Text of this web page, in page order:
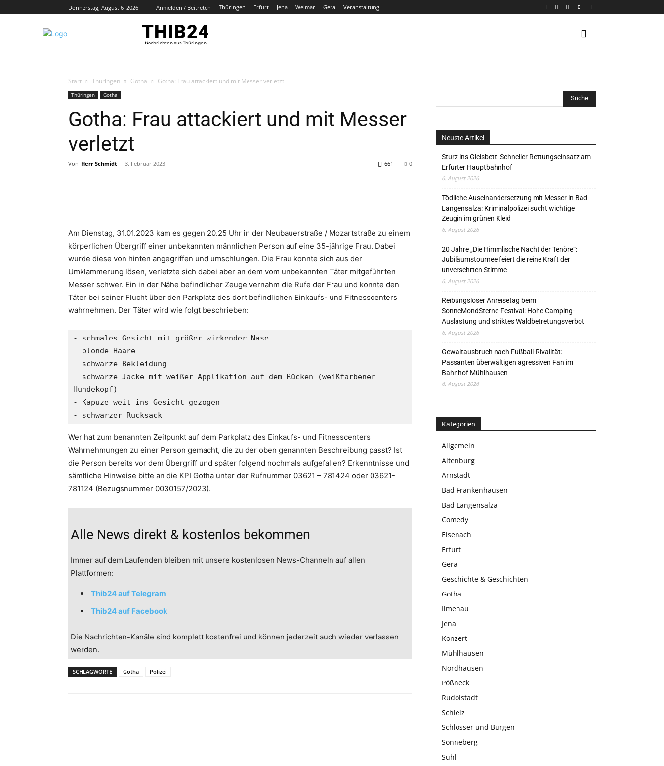
Donnerstag, August 6, 2026 Anmelden / Beitreten Thüringen Erfurt Jena Weimar Gera Veranstaltung
THIB24
Nachrichten aus Thüringen
Start Thüringen Gotha Gotha: Frau attackiert und mit Messer verletzt
Thüringen Gotha
Gotha: Frau attackiert und mit Messer
verletzt
Von Herr Schmidt - 3. Februar 2023 0
661
Am Dienstag, 31.01.2023 kam es gegen 20.25 Uhr in der Neubauerstraße / Mozartstraße zu einem
körperlichen Übergriff einer unbekannten männlichen Person auf eine 35-jährige Frau. Dabei
wurde diese von hinten angegriffen und umschlungen. Die Frau konnte sich aus der
Umklammerung lösen, verletzte sich dabei aber an dem vom unbekannten Täter mitgeführten
Messer schwer. Ein in der Nähe befindlicher Zeuge vernahm die Rufe der Frau und konnte den
Täter bei seiner Flucht über den Parkplatz des dort befindlichen Einkaufs- und Fitnesscenters
wahrnehmen. Der Täter wird wie folgt beschrieben:
- schmales Gesicht mit größer wirkender Nase
- blonde Haare
- schwarze Bekleidung
- schwarze Jacke mit weißer Applikation auf dem Rücken (weißfarbener
Hundekopf)
- Kapuze weit ins Gesicht gezogen
- schwarzer Rucksack
Wer hat zum benannten Zeitpunkt auf dem Parkplatz des Einkaufs- und Fitnesscenters
Wahrnehmungen zu einer Person gemacht, die zu der oben genannten Beschreibung passt? Ist
die Person bereits vor dem Übergriff und später folgend nochmals aufgefallen? Erkenntnisse und
sämtliche Hinweise bitte an die KPI Gotha unter der Rufnummer 03621 – 781424 oder 03621-
781124 (Bezugsnummer 0030157/2023).
Alle News direkt & kostenlos bekommen
Immer auf dem Laufenden bleiben mit unsere kostenlosen News-Channeln auf allen
Plattformen:
Thib24 auf Telegram
Thib24 auf Facebook
Die Nachrichten-Kanäle sind komplett kostenfrei und können jederzeit auch wieder verlassen
werden.
SCHLAGWORTE Gotha Polizei
Neuste Artikel
Sturz ins Gleisbett: Schneller Rettungseinsatz am
Erfurter Hauptbahnhof
6. August 2026
Tödliche Auseinandersetzung mit Messer in Bad
Langensalza: Kriminalpolizei sucht wichtige
Zeugin im grünen Kleid
6. August 2026
20 Jahre „Die Himmlische Nacht der Tenöre“:
Jubiläumstournee feiert die reine Kraft der
unversehrten Stimme
6. August 2026
Reibungsloser Anreisetag beim
SonneMondSterne-Festival: Hohe Camping-
Auslastung und striktes Waldbetretungsverbot
6. August 2026
Gewaltausbruch nach Fußball-Rivalität:
Passanten überwältigen agressiven Fan im
Bahnhof Mühlhausen
6. August 2026
Kategorien
Allgemein
Altenburg
Arnstadt
Bad Frankenhausen
Bad Langensalza
Comedy
Eisenach
Erfurt
Gera
Geschichte & Geschichten
Gotha
Ilmenau
Jena
Konzert
Mühlhausen
Nordhausen
Pößneck
Rudolstadt
Schleiz
Schlösser und Burgen
Sonneberg
Suhl